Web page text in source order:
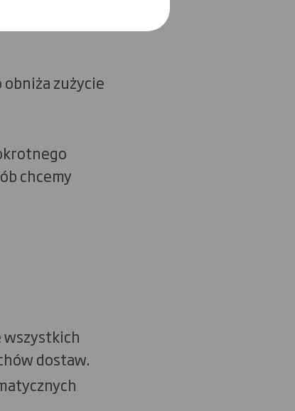
zużycie
chcemy
wszystkich
dostaw.